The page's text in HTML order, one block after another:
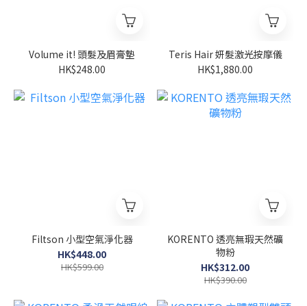
Volume it! 頭髮及眉膏墊
HK$248.00
Teris Hair 妍髮激光按摩儀
HK$1,880.00
Filtson 小型空氣淨化器
HK$448.00
HK$599.00
KORENTO 透亮無瑕天然礦
物粉
HK$312.00
HK$390.00